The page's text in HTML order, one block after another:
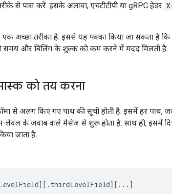
से पास करें. इसके अलावा, एचटीटीपी या gRPC हेडर
एक अच्छा तरीका है. इससे यह पक्का किया जा सकता है
समय और बिलिंग के शुल्क को कम करने में मदद मिलती है.
को तय करना
से अलग किए गए पाथ की सूची होती है. इसमें हर पाथ,
लेवल के जवाब वाले मैसेज से शुरू होता है. साथ ही, इसमें
जाता है.